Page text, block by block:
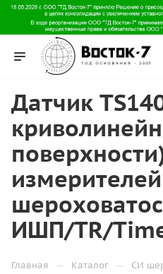
Датчик
измерителей
ИШП/TR/
Главная — Каталог — СИ